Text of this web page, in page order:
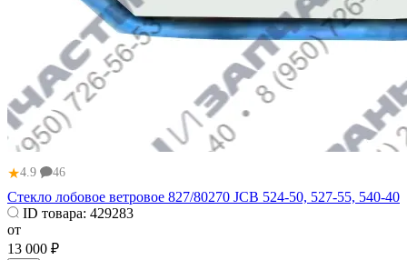
★4.9 46
Стекло лобовое ветровое 827/80270 JCB 524-50, 527-55, 540-40
ID товара: 429283
от
13 000 ₽